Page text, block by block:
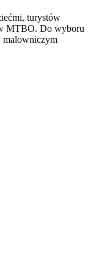
turystów
MTBO. Do wyboru
malowniczym